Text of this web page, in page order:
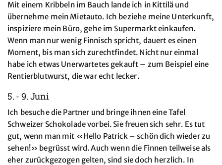
Mit einem Kribbeln im Bauch lande ich in Kittilä und
übernehme mein Mietauto. Ich beziehe meine Unterkunft,
inspiziere mein Büro, gehe im Supermarkt einkaufen.
Wenn man nur wenig Finnisch spricht, dauert es einen
Moment, bis man sich zurechtfindet. Nicht nur einmal
habe ich etwas Unerwartetes gekauft – zum Beispiel eine
Rentierblutwurst, die war echt lecker.
5. - 9. Juni
Ich besuche die Partner und bringe ihnen eine Tafel
Schweizer Schokolade vorbei. Sie freuen sich sehr. Es tut
gut, wenn man mit «Hello Patrick – schön dich wieder zu
sehen!» begrüsst wird. Auch wenn die Finnen teilweise als
eher zurückgezogen gelten, sind sie doch herzlich. In